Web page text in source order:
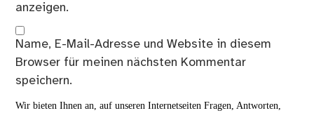
anzeigen.
Name, E-Mail-Adresse und Website in diesem
Browser für meinen nächsten Kommentar
speichern.
Wir bieten Ihnen an, auf unseren Internetseiten Fragen, Antworten,